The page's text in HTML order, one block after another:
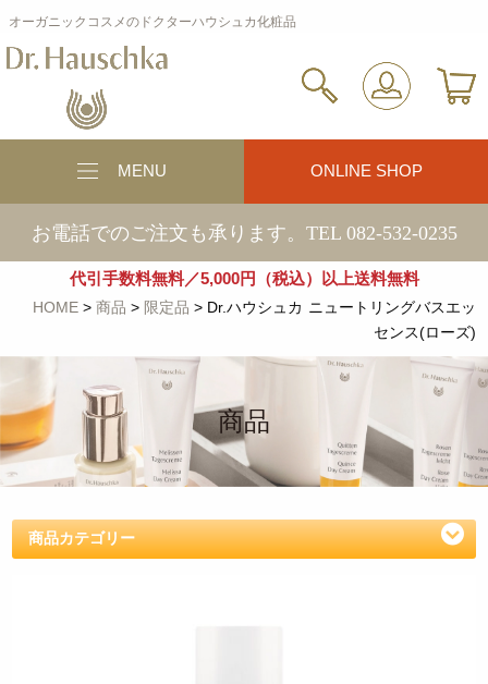
オーガニックコスメのドクターハウシュカ化粧品
MENU ONLINE SHOP
お電話でのご注文も承ります。TEL 082-532-0235
代引手数料無料／5,000円（税込）以上送料無料
HOME> 商品 > 限定品 > Dr.ハウシュカ ニュートリングバスエッ
センス(ローズ)
商品
商品カテゴリー